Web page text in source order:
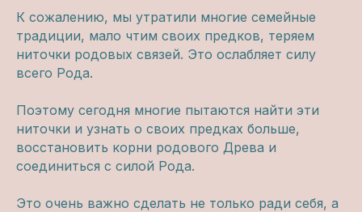
К сожалению, мы утратили многие семейные
традиции, мало чтим своих предков, теряем
ниточки родовых связей. Это ослабляет силу
всего Рода.
Поэтому сегодня многие пытаются найти эти
ниточки и узнать о своих предках больше,
восстановить корни родового Древа и
соединиться с силой Рода.
Это очень важно сделать не только ради себя, а
ЖИВЫЕ МЕРОПРИЯТИЯ
АЛТАЙ - Движение по 5 элементам
Священный обход вокруг Кайласа
Сейшелы. Клубная регата с Игорем и